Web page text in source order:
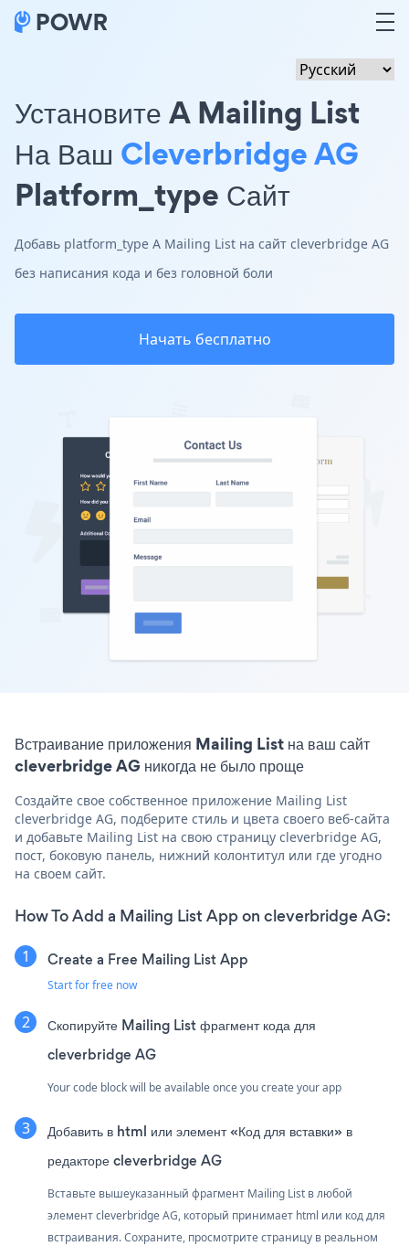
Установите A Mailing List
На Ваш Cleverbridge AG
Platform_type Сайт
Добавь platform_type A Mailing List на сайт cleverbridge AG
без написания кода и без головной боли
Начать бесплатно
Встраивание приложения Mailing List на ваш сайт
cleverbridge AG никогда не было проще
Создайте свое собственное приложение Mailing List
cleverbridge AG, подберите стиль и цвета своего веб-сайта
и добавьте Mailing List на свою страницу cleverbridge AG,
пост, боковую панель, нижний колонтитул или где угодно
на своем сайт.
How To Add a Mailing List App on cleverbridge AG:
Create a Free Mailing List App
Start for free now
Скопируйте Mailing List фрагмент кода для
cleverbridge AG
Your code block will be available once you create your app
Добавить в html или элемент «Код для вставки» в
редакторе cleverbridge AG
Вставьте вышеуказанный фрагмент Mailing List в любой
элемент cleverbridge AG, который принимает html или код для
встраивания. Сохраните, просмотрите страницу в реальном